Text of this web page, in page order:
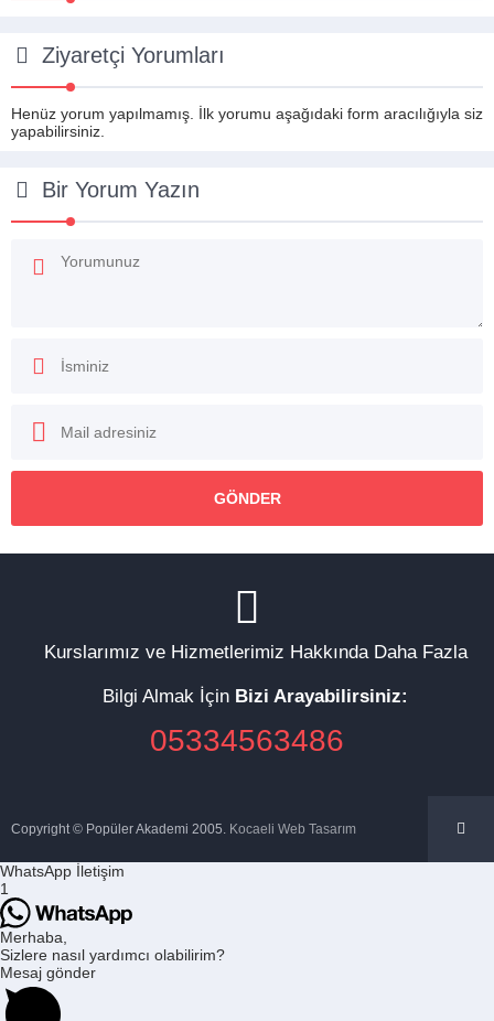
Ziyaretçi Yorumları
Henüz yorum yapılmamış. İlk yorumu aşağıdaki form aracılığıyla siz
yapabilirsiniz.
Bir Yorum Yazın
Kurslarımız ve Hizmetlerimiz Hakkında Daha Fazla
Bilgi Almak İçin Bizi Arayabilirsiniz:
05334563486
Copyright © Popüler Akademi 2005. Kocaeli Web Tasarım
WhatsApp İletişim
1
Merhaba,
Sizlere nasıl yardımcı olabilirim?
Mesaj gönder